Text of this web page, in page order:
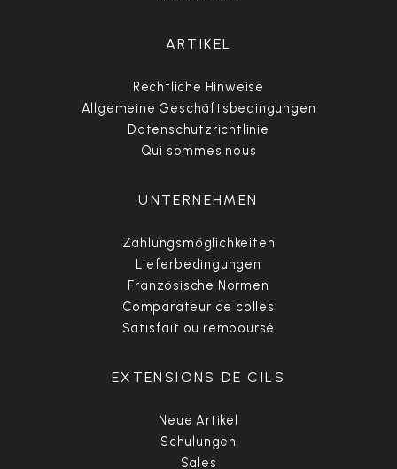
ARTIKEL
Rechtliche Hinweise
Allgemeine Geschäftsbedingungen
Datenschutzrichtlinie
Qui sommes nous
UNTERNEHMEN
Zahlungsmöglichkeiten
Lieferbedingungen
Französische Normen
Comparateur de colles
Satisfait ou remboursé
EXTENSIONS DE CILS
Neue Artikel
Schulungen
Sales